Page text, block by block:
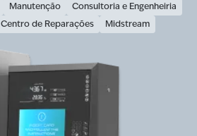
Manutenção
Consultoria e Engenheiria
Centro de Reparações Midstream